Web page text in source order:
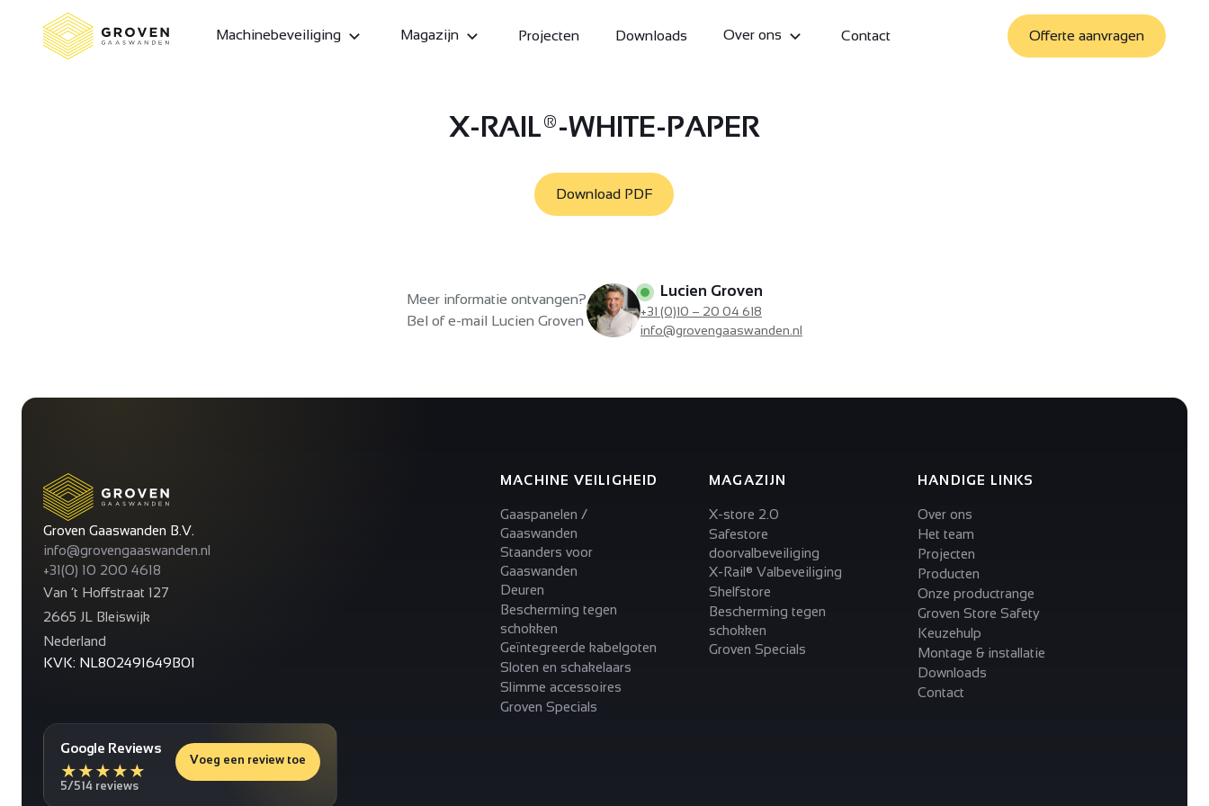
Machinebeveiliging Magazijn Projecten Downloads Over ons Contact Offerte aanvragen
X-RAIL®-WHITE-PAPER
Download PDF
Meer informatie ontvangen?
Bel of e-mail Lucien Groven
Lucien Groven
+31 (0)10 – 20 04 618
info@grovengaaswanden.nl
Groven Gaaswanden B.V.
info@grovengaaswanden.nl
+31(0) 10 200 4618
Van ’t Hoffstraat 127
2665 JL Bleiswijk
Nederland
KVK: NL802491649B01
Google Reviews
★ ★ ★ ★ ★
5/514 reviews
Voeg een review toe
MACHINE VEILIGHEID
Gaaspanelen /
Gaaswanden
Staanders voor
Gaaswanden
Deuren
Bescherming tegen
schokken
Geïntegreerde kabelgoten
Sloten en schakelaars
Slimme accessoires
Groven Specials
MAGAZIJN
X-store 2.0
Safestore
doorvalbeveiliging
X-Rail® Valbeveiliging
Shelfstore
Bescherming tegen
schokken
Groven Specials
HANDIGE LINKS
Over ons
Het team
Projecten
Producten
Onze productrange
Groven Store Safety
Keuzehulp
Montage & installatie
Downloads
Contact